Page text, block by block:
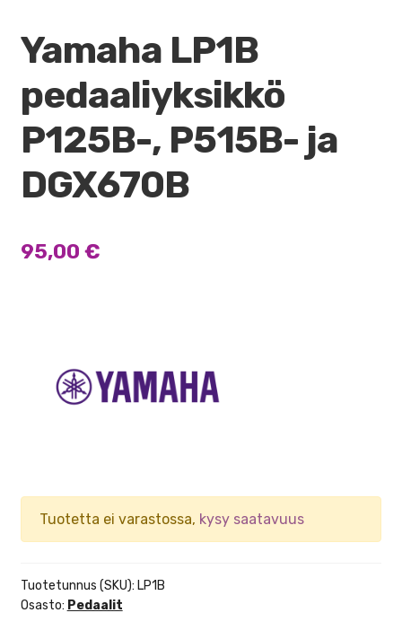
Yamaha LP1B
pedaaliyksikkö
P125B-, P515B- ja
DGX670B
95,00 €
Tuotetta ei varastossa, kysy saatavuus
Tuotetunnus (SKU): LP1B
Osasto: Pedaalit